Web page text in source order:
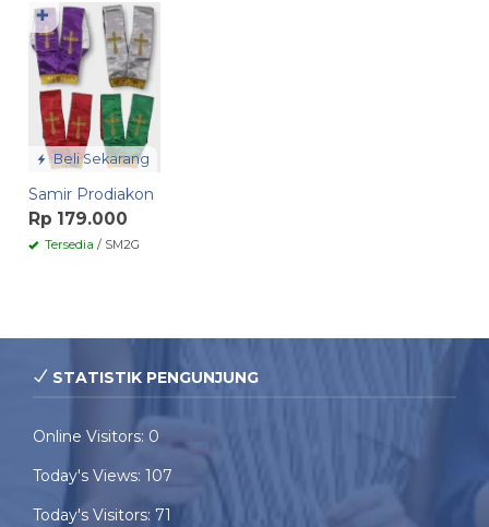
Beli Sekarang
Samir Prodiakon
Rp 179.000
Tersedia / SM2G
✚
STATISTIK PENGUNJUNG
Online Visitors: 0
Today's Views: 107
Today's Visitors: 71